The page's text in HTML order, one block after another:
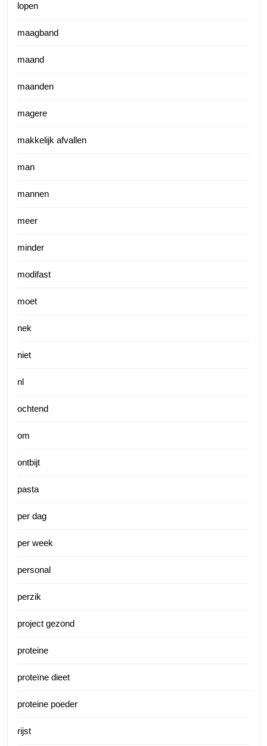
lopen
maagband
maand
maanden
magere
makkelijk afvallen
man
mannen
meer
minder
modifast
moet
nek
niet
nl
ochtend
om
ontbijt
pasta
per dag
per week
personal
perzik
project gezond
proteine
proteïne dieet
proteine poeder
rijst